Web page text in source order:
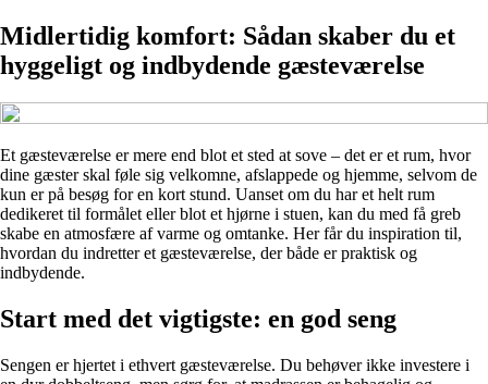
Midlertidig komfort: Sådan skaber du et
hyggeligt og indbydende gæsteværelse
Et gæsteværelse er mere end blot et sted at sove – det er et rum, hvor
dine gæster skal føle sig velkomne, afslappede og hjemme, selvom de
kun er på besøg for en kort stund. Uanset om du har et helt rum
dedikeret til formålet eller blot et hjørne i stuen, kan du med få greb
skabe en atmosfære af varme og omtanke. Her får du inspiration til,
hvordan du indretter et gæsteværelse, der både er praktisk og
indbydende.
Start med det vigtigste: en god seng
Sengen er hjertet i ethvert gæsteværelse. Du behøver ikke investere i